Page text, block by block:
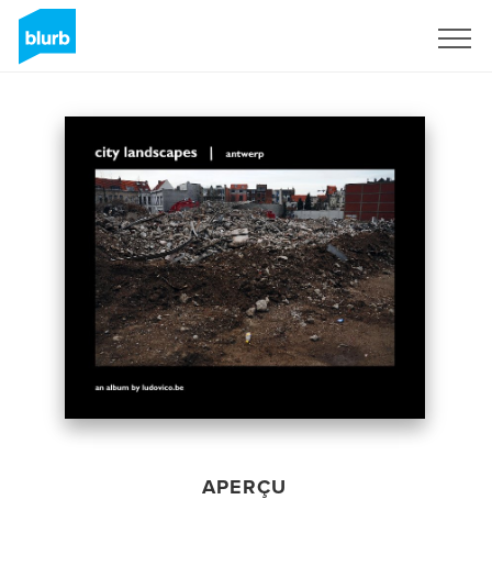
APERÇU